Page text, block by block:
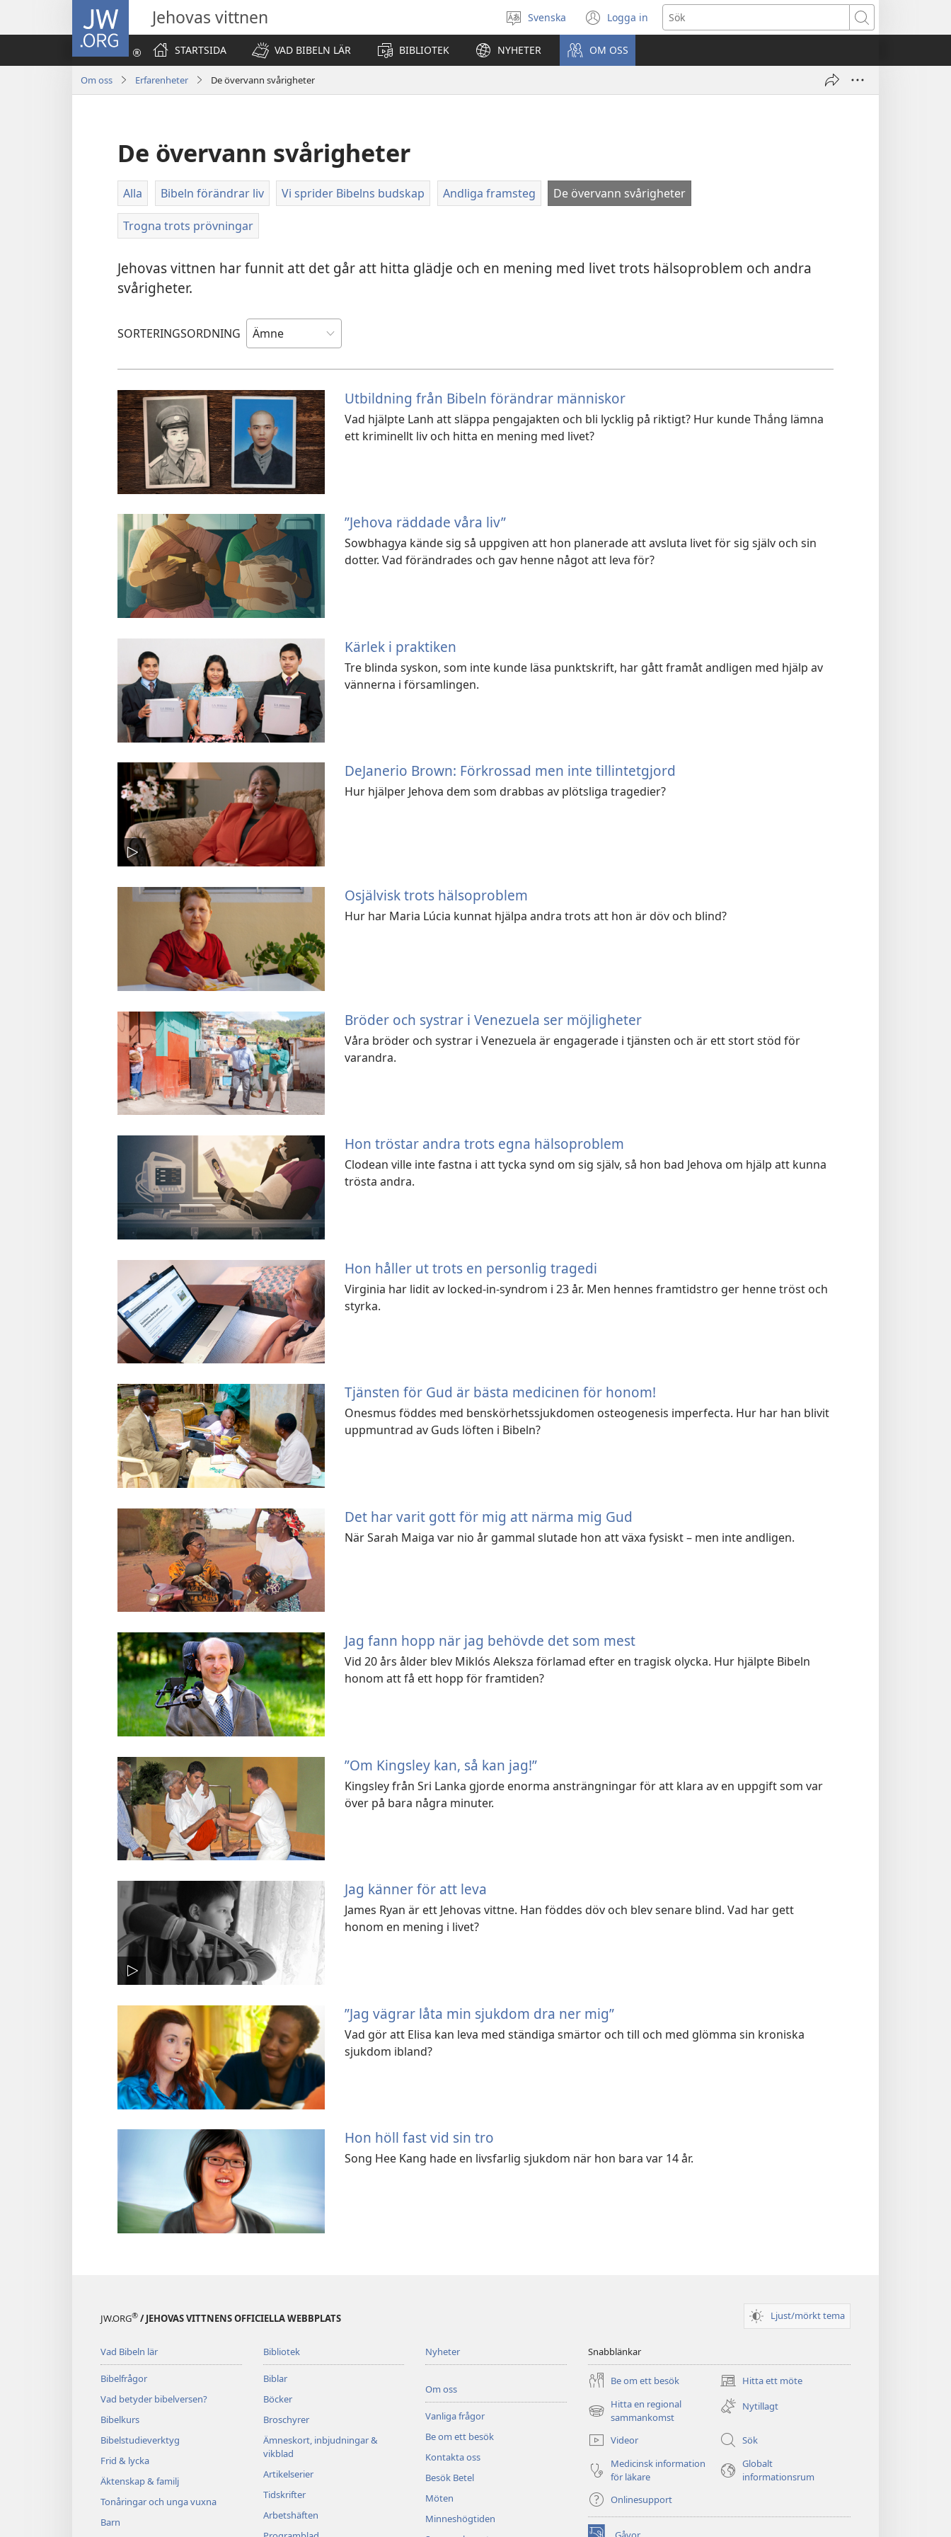
JW.ORG Jehovas vittnen
Välj
språk
Svenska Logga in
(öppnar
nytt
fönster)
Sök
STARTSIDA
VAD BIBELN LÄR BIBLIOTEK NYHETER OM OSS
Om oss Erfarenheter De övervann svårigheter
De övervann svårigheter
Alla Bibeln förändrar liv Vi sprider Bibelns budskap Andliga framsteg De övervann svårigheter
Trogna trots prövningar
Jehovas vittnen har funnit att det går att hitta glädje och en mening med livet trots hälsoproblem och andra
svårigheter.
SORTERINGSORDNING
Utbildning från Bibeln förändrar människor
Vad hjälpte Lanh att släppa pengajakten och bli lycklig på riktigt? Hur kunde Thắng lämna
ett kriminellt liv och hitta en mening med livet?
”Jehova räddade våra liv”
Sowbhagya kände sig så uppgiven att hon planerade att avsluta livet för sig själv och sin
dotter. Vad förändrades och gav henne något att leva för?
Kärlek i praktiken
Tre blinda syskon, som inte kunde läsa punktskrift, har gått framåt andligen med hjälp av
vännerna i församlingen.
DeJanerio Brown: Förkrossad men inte tillintetgjord
Hur hjälper Jehova dem som drabbas av plötsliga tragedier?
Osjälvisk trots hälsoproblem
Hur har Maria Lúcia kunnat hjälpa andra trots att hon är döv och blind?
Bröder och systrar i Venezuela ser möjligheter
Våra bröder och systrar i Venezuela är engagerade i tjänsten och är ett stort stöd för
varandra.
Hon tröstar andra trots egna hälsoproblem
Clodean ville inte fastna i att tycka synd om sig själv, så hon bad Jehova om hjälp att kunna
trösta andra.
Hon håller ut trots en personlig tragedi
Virginia har lidit av locked-in-syndrom i 23 år. Men hennes framtidstro ger henne tröst och
styrka.
Tjänsten för Gud är bästa medicinen för honom!
Onesmus föddes med benskörhetssjukdomen osteogenesis imperfecta. Hur har han blivit
uppmuntrad av Guds löften i Bibeln?
Det har varit gott för mig att närma mig Gud
När Sarah Maiga var nio år gammal slutade hon att växa fysiskt – men inte andligen.
Jag fann hopp när jag behövde det som mest
Vid 20 års ålder blev Miklós Aleksza förlamad efter en tragisk olycka. Hur hjälpte Bibeln
honom att få ett hopp för framtiden?
”Om Kingsley kan, så kan jag!”
Kingsley från Sri Lanka gjorde enorma ansträngningar för att klara av en uppgift som var
över på bara några minuter.
Jag känner för att leva
James Ryan är ett Jehovas vittne. Han föddes döv och blev senare blind. Vad har gett
honom en mening i livet?
”Jag vägrar låta min sjukdom dra ner mig”
Vad gör att Elisa kan leva med ständiga smärtor och till och med glömma sin kroniska
sjukdom ibland?
Hon höll fast vid sin tro
Song Hee Kang hade en livsfarlig sjukdom när hon bara var 14 år.
JW.ORG® / JEHOVAS VITTNENS OFFICIELLA WEBBPLATS Ljust/mörkt tema
Vad Bibeln lär
Bibelfrågor
Vad betyder bibelversen?
Bibelkurs
Bibelstudieverktyg
Frid & lycka
Äktenskap & familj
Tonåringar och unga vuxna
Barn
Bibliotek
Biblar
Böcker
Broschyrer
Ämneskort, inbjudningar &
vikblad
Artikelserier
Tidskrifter
Arbetshäften
Nyheter
Om oss
Vanliga frågor
Be om ett besök
Kontakta oss
Besök Betel
Möten
Minneshögtiden
Snabblänkar
Be om ett besök Hitta ett möte
(öppnar
nytt
fönster)
Hitta en regional
sammankomst
(öppnar
fönster)
Nytillagt
Videor
Sök
Medicinsk information
för läkare
Globalt
informationsrum
Onlinesupport